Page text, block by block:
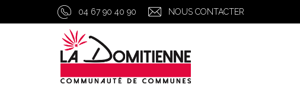
Gestion des traceurs
04 67 90 40 90 NOUS CONTACTER